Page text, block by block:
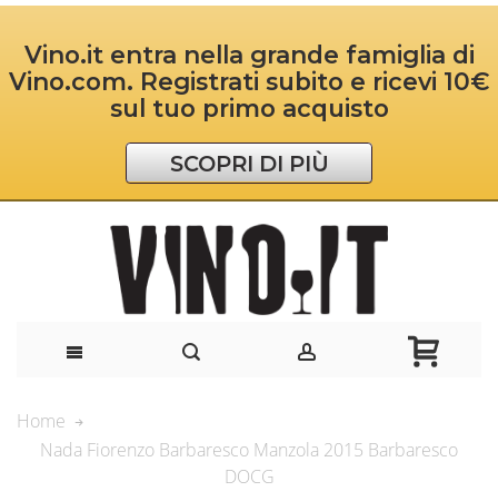
Vino.it entra nella grande famiglia di
Vino.com. Registrati subito e ricevi 10€
sul tuo primo acquisto
SCOPRI DI PIÙ
Home
Nada Fiorenzo Barbaresco Manzola 2015 Barbaresco
DOCG